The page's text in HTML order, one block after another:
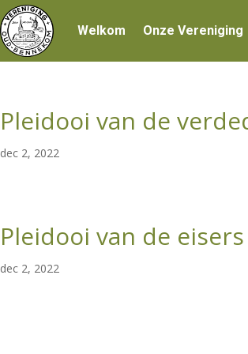
Welkom Onze Vereniging
Pleidooi van de
dec 2, 2022
Pleidooi van de eisers
dec 2, 2022